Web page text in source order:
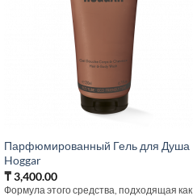
Парфюмированный Гель для Душа
Hoggar
₸3,400.00
Формула этого средства, подходящая как